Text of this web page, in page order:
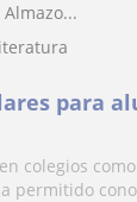
Almazo...
para
colegios
permitido